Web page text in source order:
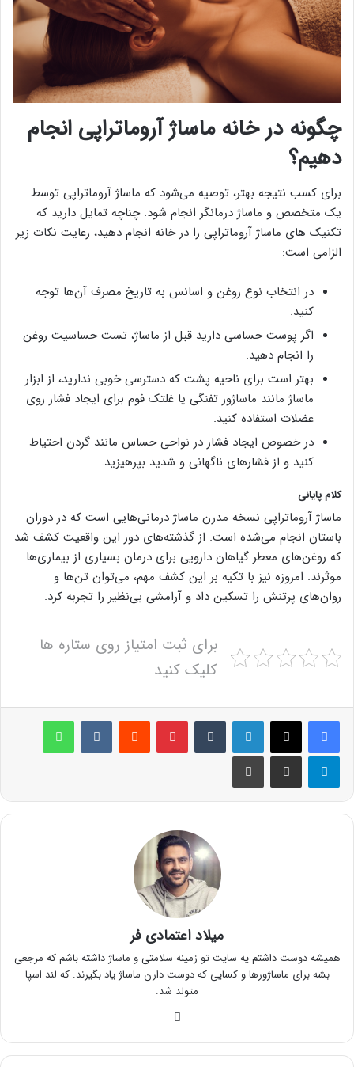
چگونه در خانه ماساژ آروماتراپی انجام
دهیم؟
برای کسب نتیجه بهتر، توصیه می‌شود که ماساژ آروماتراپی توسط
یک متخصص و ماساژ درمانگر انجام شود. چناچه تمایل دارید که
تکنیک های ماساژ آروماتراپی را در خانه انجام دهید، رعایت نکات زیر
الزامی است:
در انتخاب نوع روغن و اسانس به تاریخ مصرف آن‌ها توجه
کنید.
اگر پوست حساسی دارید قبل از ماساژ، تست حساسیت روغن
را انجام دهید.
بهتر است برای ناحیه پشت که دسترسی خوبی ندارید، از ابزار
ماساژ مانند ماساژور تفنگی یا غلتک فوم برای ایجاد فشار روی
عضلات استفاده کنید.
در خصوص ایجاد فشار در نواحی حساس مانند گردن احتیاط
کنید و از فشارهای ناگهانی و شدید بپرهیزید.
کلام پایانی
ماساژ آروماتراپی نسخه مدرن ماساژ درمانی‌هایی است که در دوران
باستان انجام می‌شده است. از گذشته‌های دور این واقعیت کشف شد
که روغن‌های معطر گیاهان دارویی برای درمان بسیاری از بیماری‌ها
موثرند. امروزه نیز با تکیه بر این کشف مهم، می‌توان تن‌ها و
روان‌های پرتنش را تسکین داد و آرامشی بی‌نظیر را تجربه کرد.
برای ثبت امتیاز روی ستاره ها
کلیک کنید
لینکدین ‫تامبلر پینترست‫رددیت ‫VKontakteواتس آپ
تلگرام اشتراک گذاری از طریق ایمیل چاپ
میلاد اعتمادی فر
همیشه دوست داشتم یه سایت تو زمینه سلامتی و ماساژ داشته باشم که مرجعی
بشه برای ماساژورها و کسایی که دوست دارن ماساژ یاد بگیرند. که لند اسپا
متولد شد.